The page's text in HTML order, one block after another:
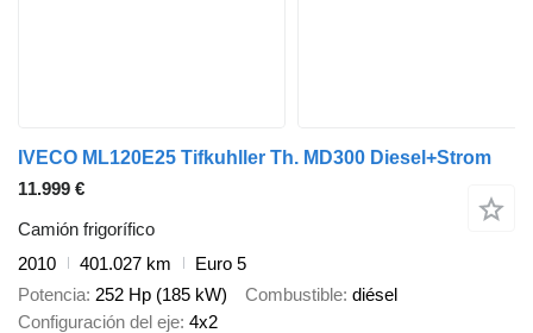
IVECO ML120E25 Tifkuhller Th. MD300 Diesel+Strom
11.999 €
Camión frigorífico
2010
401.027 km
Euro 5
Potencia 252 Hp (185 kW) Combustible diésel
Configuración del eje 4x2